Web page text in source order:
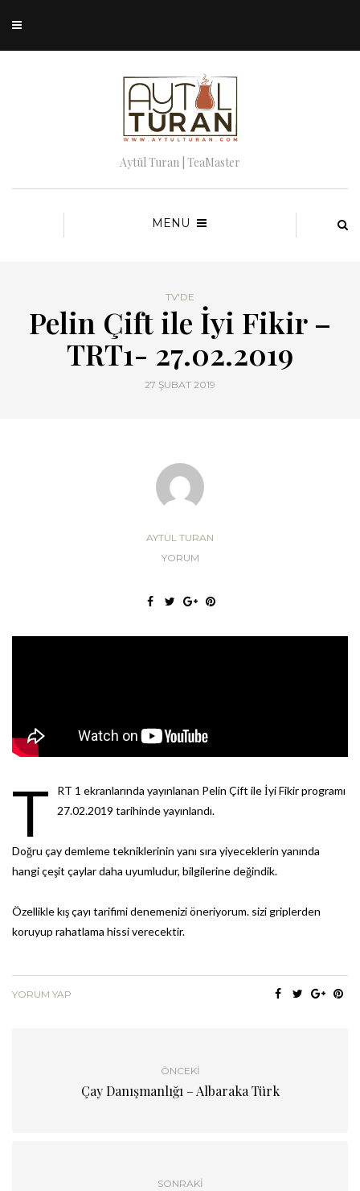
Aytül Turan | TeaMaster
MENU
TV'DE
Pelin Çift ile İyi Fikir –
TRT1- 27.02.2019
27 ŞUBAT 2019
AYTÜL TURAN
YORUM
T
RT 1 ekranlarında yayınlanan Pelin Çift ile İyi Fikir programı
27.02.2019 tarihinde yayınlandı.
Doğru çay demleme tekniklerinin yanı sıra yiyeceklerin yanında
hangi çeşit çaylar daha uyumludur, bilgilerine değindik.
Özellikle kış çayı tarifimi denemenizi öneriyorum. sizi griplerden
koruyup rahatlama hissi verecektir.
YORUM YAP
ÖNCEKI
Çay Danışmanlığı – Albaraka Türk
SONRAKI